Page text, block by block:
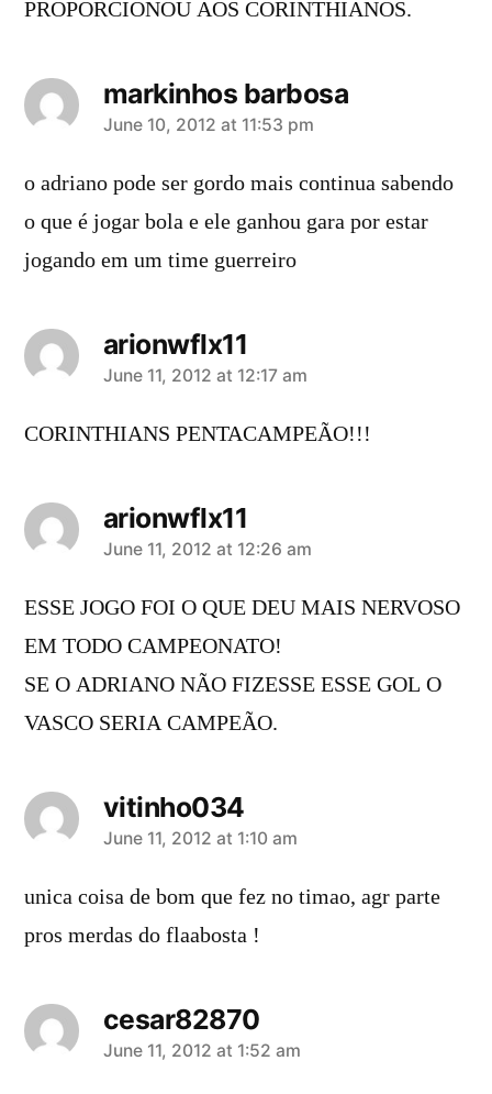
PROPORCIONOU AOS CORINTHIANOS.
markinhos barbosa
says:
June 10, 2012 at 11:53 pm
o adriano pode ser gordo mais continua sabendo
o que é jogar bola e ele ganhou gara por estar
jogando em um time guerreiro
arionwflx11
says:
June 11, 2012 at 12:17 am
CORINTHIANS PENTACAMPEÃO!!!
arionwflx11
says:
June 11, 2012 at 12:26 am
ESSE JOGO FOI O QUE DEU MAIS NERVOSO
EM TODO CAMPEONATO!
SE O ADRIANO NÃO FIZESSE ESSE GOL O
VASCO SERIA CAMPEÃO.
vitinho034
says:
June 11, 2012 at 1:10 am
unica coisa de bom que fez no timao, agr parte
pros merdas do flaabosta !
cesar82870
says:
June 11, 2012 at 1:52 am